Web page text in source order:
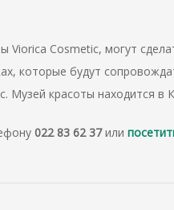
Cosmetic, могут
которые будут
Музей красоты находится в
022 83 62 37или